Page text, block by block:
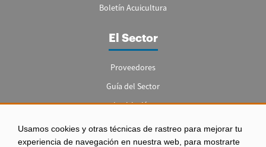
Usamos cookies y otras técnicas de rastreo para mejorar tu
experiencia de navegación en nuestra web, para mostrarte
Boletín Acuicultura
El Sector
Proveedores
Guía del Sector
Legislación
Empleo